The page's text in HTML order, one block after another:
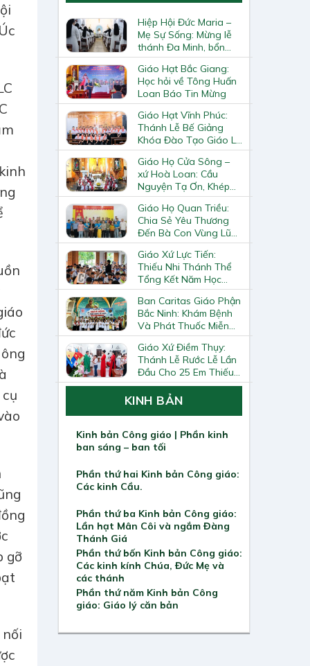
gỡ
Hiệp Hội Đức Maria –
Mẹ Sự Sống: Mừng lễ
thánh Đa Minh, bổn
mạng Hiệp Hội
Giáo Hạt Bắc Giang:
Học hỏi về Tông Huấn
Loan Báo Tin Mừng
Giáo Hạt Vĩnh Phúc:
Thánh Lễ Bế Giảng
Khóa Đào Tạo Giáo Lý
Viên – Huynh Trưởng
Cấp II
Giáo Họ Cửa Sông –
xứ Hoà Loan: Cầu
Nguyện Tạ Ơn, Khép
Lại Khóa Huấn Luyện
Giáo Lý Viên Cấp II
Giáo Họ Quan Triều:
Chia Sẻ Yêu Thương
Đến Bà Con Vùng Lũ
Lai Châu
Giáo Xứ Lực Tiến:
Thiếu Nhi Thánh Thể
Tổng Kết Năm Học
Giáo Lý
Ban Caritas Giáo Phận
Bắc Ninh: Khám Bệnh
Và Phát Thuốc Miễn
Phí Tại Giáo Xứ Đồng
Chương
Giáo Xứ Điềm Thụy:
Thánh Lễ Rước Lễ Lần
Đầu Cho 25 Em Thiếu
Nhi
KINH BẢN
Kinh bản Công giáo | Phần kinh
ban sáng – ban tối
Phần thứ hai Kinh bản Công giáo:
Các kinh Cầu.
Phần thứ ba Kinh bản Công giáo:
Lần hạt Mân Côi và ngắm Đàng
Thánh Giá
Phần thứ bốn Kinh bản Công giáo:
Các kinh kính Chúa, Đức Mẹ và
các thánh
Phần thứ năm Kinh bản Công
giáo: Giáo lý căn bản